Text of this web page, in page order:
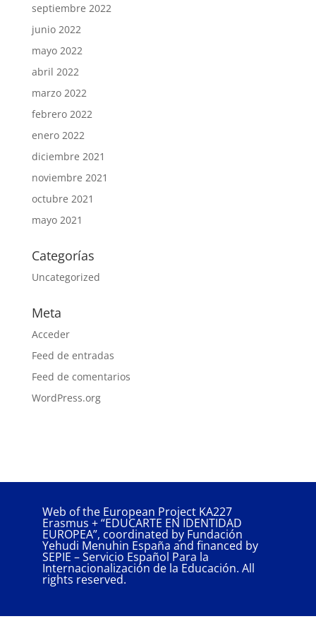
septiembre 2022
junio 2022
mayo 2022
abril 2022
marzo 2022
febrero 2022
enero 2022
diciembre 2021
noviembre 2021
octubre 2021
mayo 2021
Categorías
Uncategorized
Meta
Acceder
Feed de entradas
Feed de comentarios
WordPress.org
Web of the European Project KA227
Erasmus + “EDUCARTE EN IDENTIDAD
EUROPEA”, coordinated by Fundación
Yehudi Menuhin España and financed by
SEPIE – Servicio Español Para la
Internacionalización de la Educación. All
rights reserved.